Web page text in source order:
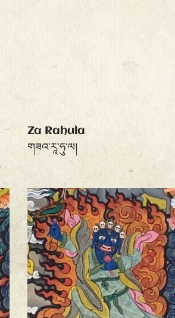
Za Rahula
གཟའ་རཱ་ཧུ་ལ།